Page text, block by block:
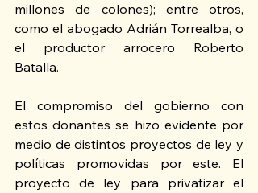
millones de colones); entre otros,
como el abogado Adrián Torrealba, o
el productor arrocero Roberto
Batalla.
El compromiso del gobierno con
estos donantes se hizo evidente por
medio de distintos proyectos de ley y
políticas promovidas por este. El
proyecto de ley para privatizar el